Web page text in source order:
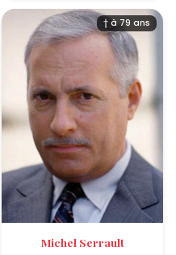
† à 79 ans
Michel Serrault